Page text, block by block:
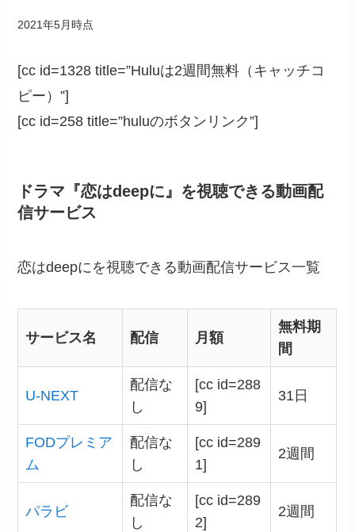
2021年5月時点
[cc id=1328 title=”Huluは2週間無料（キャッチコ
ピー）”]
[cc id=258 title=”huluのボタンリンク”]
ドラマ『恋はdeepに』を視聴できる動画配
信サービス
恋はdeepにを視聴できる動画配信サービス一覧
サービス名 配信 月額
無料期
間
U-NEXT
配信な
し
[cc id=288
9]
31日
FODプレミア
ム
配信な
し
[cc id=289
1]
2週間
パラビ
配信な
し
[cc id=289
2]
2週間